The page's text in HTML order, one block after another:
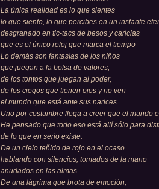
La única realidad es lo que sientes
lo que siento, lo que percibes en un instante
desgranado en tic-tacs de besos y caricias
que es el único reloj que marca el tiempo
Lo demás son fantasías de los niños
que juegan a la bolsa de valores,
de los tontos que juegan al poder,
de los ciegos que tienen ojos y no ven
el mundo que está ante sus narices.
Uno por costumbre llega a creer que el mundo
He pensado que todo eso está allí sólo para
de lo que en serio existe:
De un cielo teñido de rojo en el ocaso
hablando con silencios, tomados de la mano
anudados en las almas...
De una lágrima que brota de emoción,